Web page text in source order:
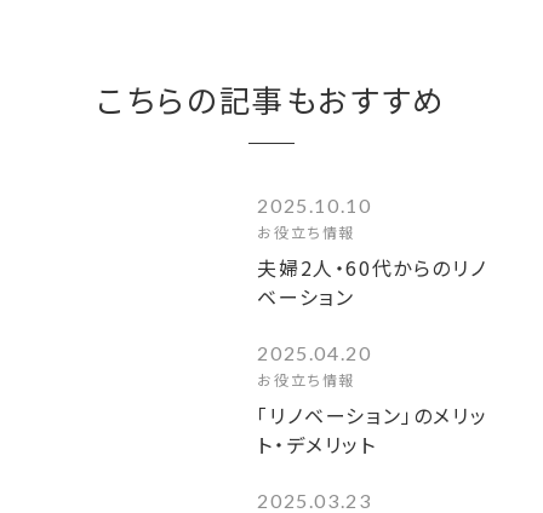
こちらの記事もおすすめ
2025.10.10
お役立ち情報
夫婦2人・60代からのリノ
ベーション
2025.04.20
お役立ち情報
「リノベーション」のメリッ
ト・デメリット
2025.03.23